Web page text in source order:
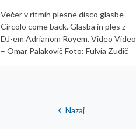
Večer v ritmih plesne disco glasbe
Circolo come back. Glasba in ples z
DJ-em Adrianom Royem. Video Video
– Omar Palakovič Foto: Fulvia Zudič
Nazaj